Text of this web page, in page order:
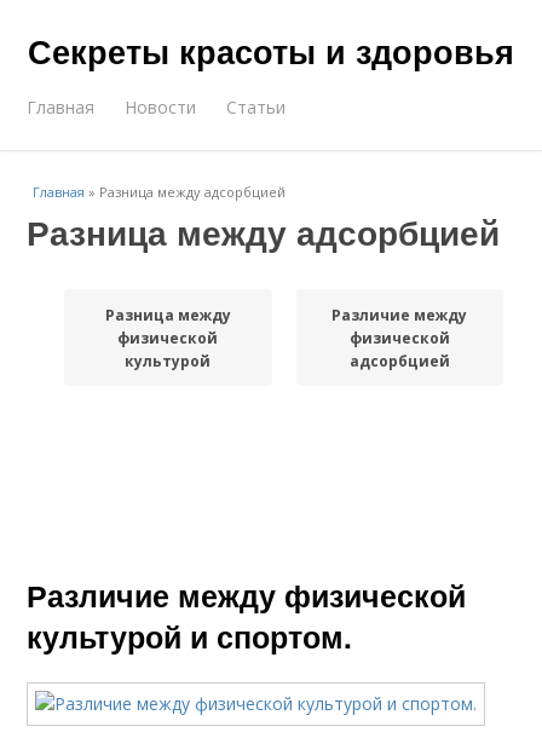
Секреты красоты и здоровья
Главная Новости Статьи
Главная » Разница между адсорбцией
Разница между адсорбцией
Разница между
физической
культурой
Различие между
физической
адсорбцией
Различие между физической
культурой и спортом.